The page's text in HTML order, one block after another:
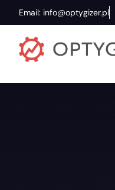
Email: info@optygizer.pl